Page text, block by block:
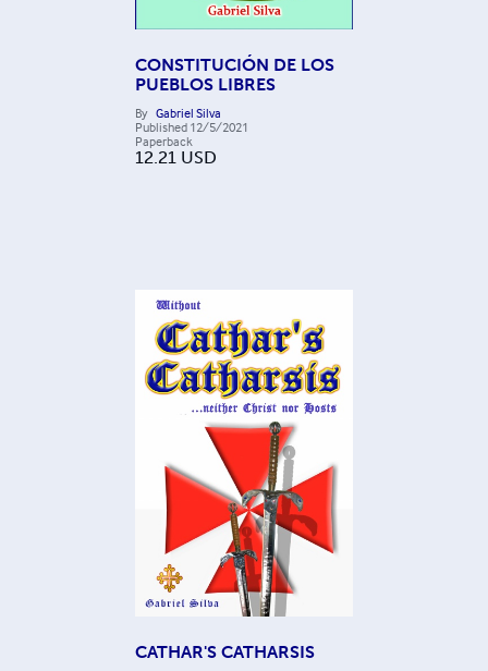
CONSTITUCIÓN DE LOS
PUEBLOS LIBRES
By Gabriel Silva
Published 12/5/2021
Paperback
12.21 USD
CATHAR'S CATHARSIS